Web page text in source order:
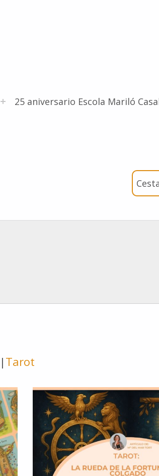
25 aniversario Escola Mariló
Tarot